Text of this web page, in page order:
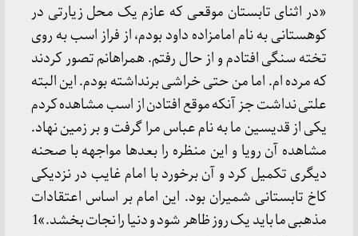
«در اثنای تابستان موقعی که عازم یک محل زیارتی در
کوهستانی به نام امامزاده داود بودم، از فراز اسب به روی
تخته سنگی افتادم و از حال رفتم. همراهانم تصور کردند
که مرده ام. اما من حتی خراشی برنداشته بودم. این البته
علتی نداشت جز آنکه موقع افتادن از اسب مشاهده کردم
یکی از قدیسین ما به نام عباس مرا گرفت و بر زمین نهاد.
مشاهده آن رویا و این منظره را بعدها مواجهه با صحنه
دیگری تکمیل کرد و آن برخورد با امام غایب در نزدیکی
کاخ تابستانی شمیران بود. این امام بر اساس اعتقادات
مذهبی ما باید یک روز ظاهر شود و دنیا را نجات بخشد.»1